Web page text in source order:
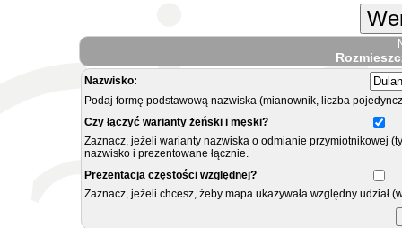
Nazwisko:
Podaj formę podstawową nazwiska (mianownik, liczba
Czy łączyć warianty żeński i męski?
Zaznacz, jeżeli warianty nazwiska o odmianie przymiotnikowej
nazwisko i prezentowane łącznie.
Prezentacja częstości względnej?
Zaznacz, jeżeli chcesz, żeby mapa ukazywała względny